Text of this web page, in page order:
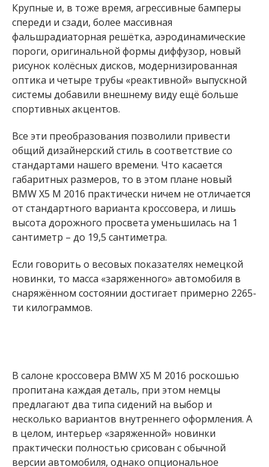
Крупные и, в тоже время, агрессивные бамперы
спереди и сзади, более массивная
фальшрадиаторная решётка, аэродинамические
пороги, оригинальной формы диффузор, новый
рисунок колёсных дисков, модернизированная
оптика и четыре трубы «реактивной» выпускной
системы добавили внешнему виду ещё больше
спортивных акцентов.
Все эти преобразования позволили привести
общий дизайнерский стиль в соответствие со
стандартами нашего времени. Что касается
габаритных размеров, то в этом плане новый
BMW X5 M 2016 практически ничем не отличается
от стандартного варианта кроссовера, и лишь
высота дорожного просвета уменьшилась на 1
сантиметр – до 19,5 сантиметра.
Если говорить о весовых показателях немецкой
новинки, то масса «заряженного» автомобиля в
снаряжённом состоянии достигает примерно 2265-
ти килограммов.
В салоне кроссовера BMW X5 M 2016 роскошью
пропитана каждая деталь, при этом немцы
предлагают два типа сидений на выбор и
несколько вариантов внутреннего оформления. А
в целом, интерьер «заряженной» новинки
практически полностью срисован с обычной
версии автомобиля, однако опциональное